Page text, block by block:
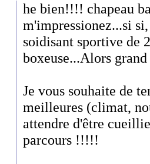
he bien!!!! chapeau
m'impressionez...si
soidisant sportive de
boxeuse...Alors
Je vous souhaite de
meilleures (climat,
attendre d'être
parcours !!!!!